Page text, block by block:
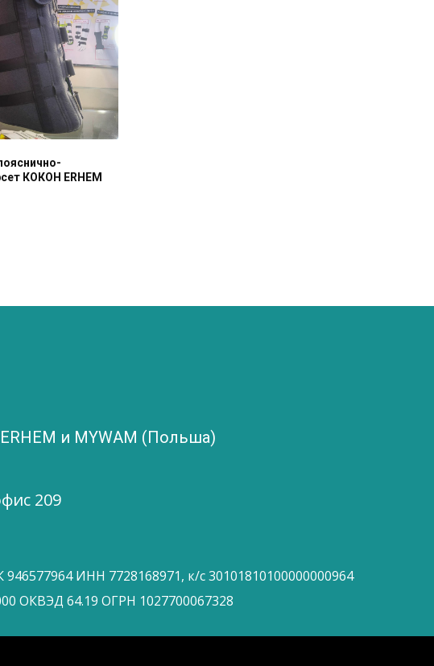
КОКОН ERHEM
и MYWAM (Польша)
209
ИНН 7728168971, к/с 30101810100000000964
ОКВЭД 64.19 ОГРН 1027700067328